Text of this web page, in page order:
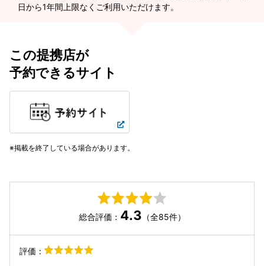
日から1年間上限なくご利用いただけます。
この提携店が
予約できるサイト
掲載を終了している場合があります。
総合評価： 4.3 （全85件）
評価：